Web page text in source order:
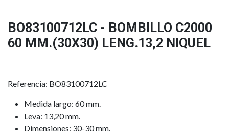
BO83100712LC - BOMBILLO C2000
60 MM.(30X30) LENG.13,2 NIQUEL
Referencia: BO83100712LC
Medida largo: 60 mm.
Leva: 13,20 mm.
Dimensiones: 30-30 mm.